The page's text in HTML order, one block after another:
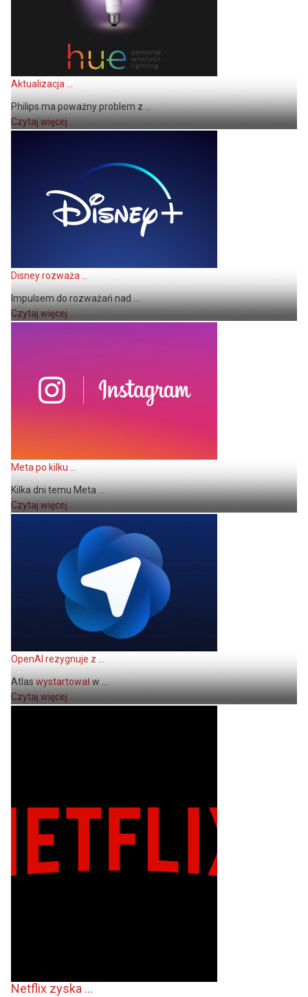
Aktualizacja ...
Philips ma poważny problem z ...
Czytaj więcej
Disney rozważa ...
Impulsem do rozważań nad ...
Czytaj więcej
Meta po kilku ...
Kilka dni temu Meta ...
Czytaj więcej
OpenAI rezygnuje z ...
Atlaswystartowałw ...
Czytaj więcej
Netflix zyska ...